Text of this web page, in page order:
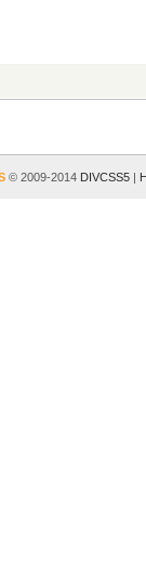
© 2009-2014 DIVCSS5|